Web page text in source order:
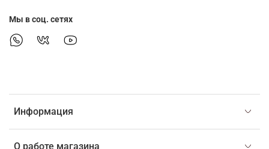
Информация
О работе магазина
Мы в соц. сетях